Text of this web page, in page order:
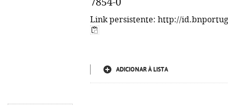
Link persistente: http://
ADICIONAR À LISTA